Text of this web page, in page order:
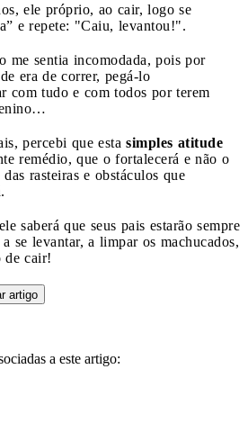
ele próprio, ao cair, logo se
e repete: "Caiu, levantou!".
me sentia incomodada, pois por
era de correr, pegá-lo
com tudo e com todos por terem
percebi que esta simples atitude
remédio, que o fortalecerá e não o
rasteiras e obstáculos que
saberá que seus pais estarão sempre
se levantar, a limpar os machucados,
de cair!
artigo
a este artigo: